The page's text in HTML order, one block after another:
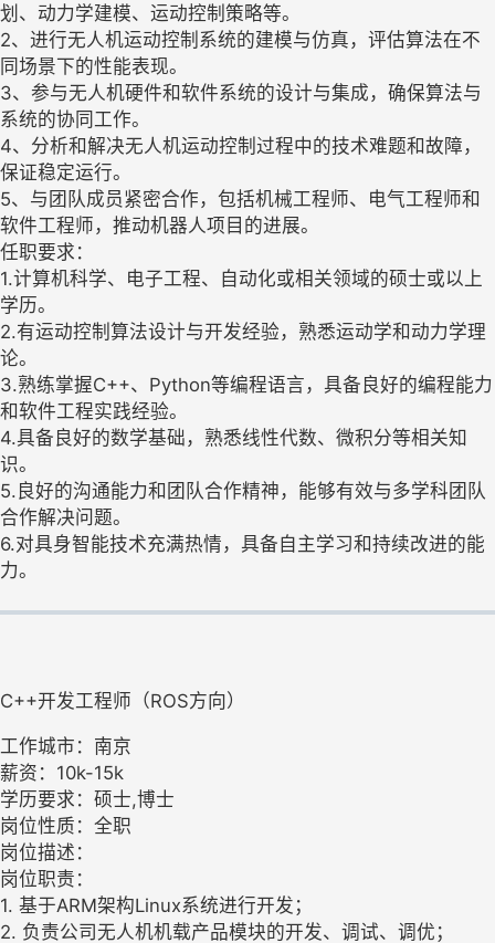
划、动力学建模、运动控制策略等。
2、进行无人机运动控制系统的建模与仿真，评估算法在不
同场景下的性能表现。
3、参与无人机硬件和软件系统的设计与集成，确保算法与
系统的协同工作。
4、分析和解决无人机运动控制过程中的技术难题和故障，
保证稳定运行。
5、与团队成员紧密合作，包括机械工程师、电气工程师和
软件工程师，推动机器人项目的进展。
任职要求：
1.计算机科学、电子工程、自动化或相关领域的硕士或以上
学历。
2.有运动控制算法设计与开发经验，熟悉运动学和动力学理
论。
3.熟练掌握C++、Python等编程语言，具备良好的编程能力
和软件工程实践经验。
4.具备良好的数学基础，熟悉线性代数、微积分等相关知
识。
5.良好的沟通能力和团队合作精神，能够有效与多学科团队
合作解决问题。
6.对具身智能技术充满热情，具备自主学习和持续改进的能
力。
C++开发工程师（ROS方向）
工作城市：南京
薪资：10k-15k
学历要求：硕士,博士
岗位性质：全职
岗位描述：
岗位职责：
1. 基于ARM架构Linux系统进行开发；
2. 负责公司无人机机载产品模块的开发、调试、调优；